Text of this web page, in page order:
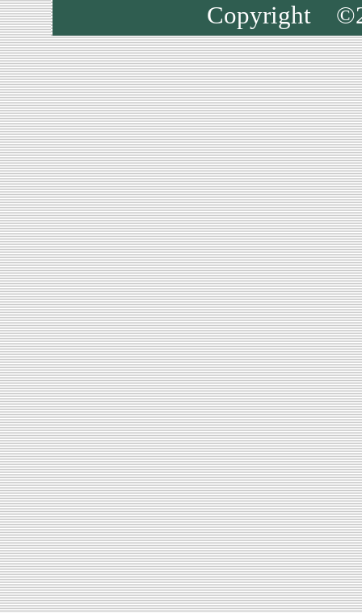
Copyright